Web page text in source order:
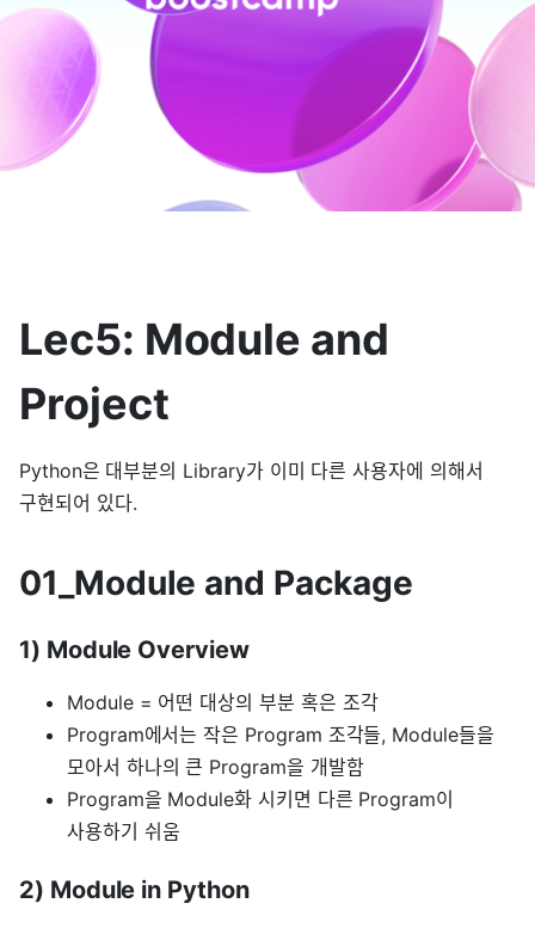
Lec5: Module and
Project
Python은 대부분의 Library가 이미 다른 사용자에 의해서
구현되어 있다.
01_Module and Package
1) Module Overview
Module = 어떤 대상의 부분 혹은 조각
Program에서는 작은 Program 조각들, Module들을
모아서 하나의 큰 Program을 개발함
Program을 Module화 시키면 다른 Program이
사용하기 쉬움
2) Module in Python